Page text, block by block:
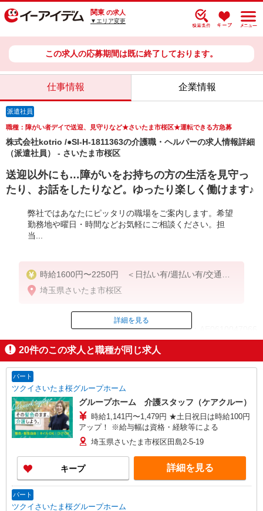
関東 の求人
▼エリア変更
この求人の応募期間は既に終了しております。
仕事情報 企業情報
派遣社員
職種：障がい者デイで送迎、見守りなど★さいたま市桜区★運転できる方急募
株式会社kotrio /●SI-H-1811363の介護職・ヘルパーの求人情報詳細
（派遣社員） - さいたま市桜区
送迎以外にも…障がいをお持ちの方の生活を見守っ
たり、お話をしたりなど。ゆったり楽しく働けます♪
弊社ではあなたにピッタリの職場をご案内します。希望
勤務地や曜日・時間などお気軽にご相談ください。担
当...
時給1600円〜2250円 ＜日払い有/週払い有/交通費
全支給(ガソリン代含む)＞
埼玉県さいたま市桜区
ID：AE0610047066
掲載期間終了
詳細を見る
20件のこの求人と職種が同じ求人
パート
ツクイさいたま桜グループホーム
グループホーム 介護スタッフ（ケアクルー）
時給1,141円〜1,479円 ★土日祝日は時給100円
アップ！ ※給与幅は資格・経験等による
埼玉県さいたま市桜区田島2-5-19
キープ 詳細を見る
パート
ツクイさいたま桜グループホーム